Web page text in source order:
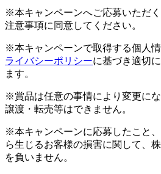
※本キャンペーンへご応募いただく
注意事項に同意してください。
※本キャンペーンで取得する個人
ライバシーポリシーに基づき適切
ます。
※賞品は任意の事情により変更に
譲渡・転売等はできません。
※本キャンペーンに応募したこと
ら生じるお客様の損害に関して、
を負いません。